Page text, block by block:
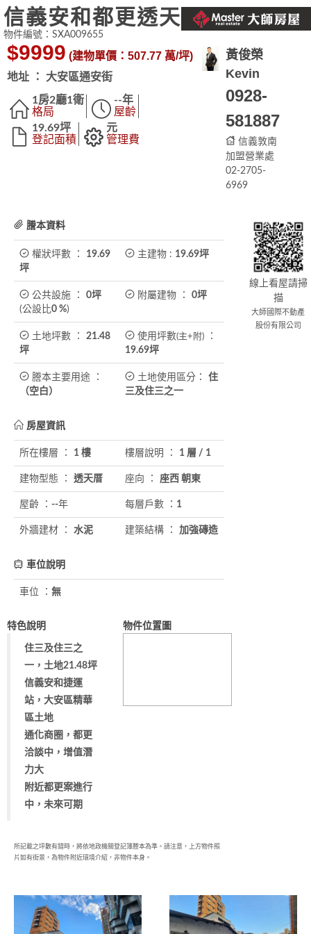
信義安和都更透天
物件編號：SXA009655
$9999 (建物單價：507.77 萬/坪)
地址 ： 大安區通安街
1房2廳1衛
格局
--年
屋齡
19.69坪
登記面積
元
管理費
黃俊榮
Kevin
0928-
581887
信義敦南
加盟營業處
02-2705-
6969
謄本資料
權狀坪數 ： 19.69
坪
主建物 : 19.69坪
公共設施 ： 0坪
(公設比0 %)
附屬建物 ： 0坪
土地坪數 ： 21.48
坪
使用坪數(主+附) ：
19.69坪
謄本主要用途 ：
（空白）
土地使用區分： 住
三及住三之一
房屋資訊
所在樓層 ： 1 樓 樓層說明 ： 1 層 / 1
建物型態 ： 透天厝 座向 ： 座西 朝東
屋齡 ： --年 每層戶數 ： 1
外牆建材 ： 水泥 建築結構 ： 加強磚造
車位說明
車位 ： 無
特色說明
住三及住三之
一，土地21.48坪
信義安和捷運
站，大安區精華
區土地
通化商圈，都更
洽談中，增值潛
力大
附近都更案進行
中，未來可期
物件位置圖
所記載之坪數有錯時，將依地政機關登記簿謄本為準。請注意，上方物件照
片如有街景，為物件附近環境介紹，非物件本身。
線上看屋請掃
描
大師國際不動產
股份有限公司